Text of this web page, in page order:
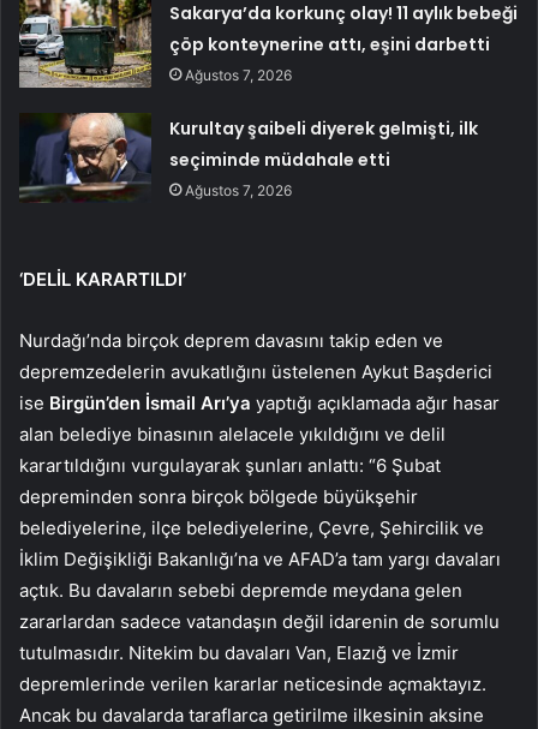
Sakarya’da korkunç olay! 11 aylık bebeği
çöp konteynerine attı, eşini darbetti
Ağustos 7, 2026
Kurultay şaibeli diyerek gelmişti, ilk
seçiminde müdahale etti
Ağustos 7, 2026
‘DELİL KARARTILDI’
Nurdağı’nda birçok deprem davasını takip eden ve
depremzedelerin avukatlığını üstelenen Aykut Başderici
ise Birgün’den İsmail Arı’ya yaptığı açıklamada ağır hasar
alan belediye binasının alelacele yıkıldığını ve delil
karartıldığını vurgulayarak şunları anlattı: “6 Şubat
depreminden sonra birçok bölgede büyükşehir
belediyelerine, ilçe belediyelerine, Çevre, Şehircilik ve
İklim Değişikliği Bakanlığı’na ve AFAD’a tam yargı davaları
açtık. Bu davaların sebebi depremde meydana gelen
zararlardan sadece vatandaşın değil idarenin de sorumlu
tutulmasıdır. Nitekim bu davaları Van, Elazığ ve İzmir
depremlerinde verilen kararlar neticesinde açmaktayız.
Ancak bu davalarda taraflarca getirilme ilkesinin aksine